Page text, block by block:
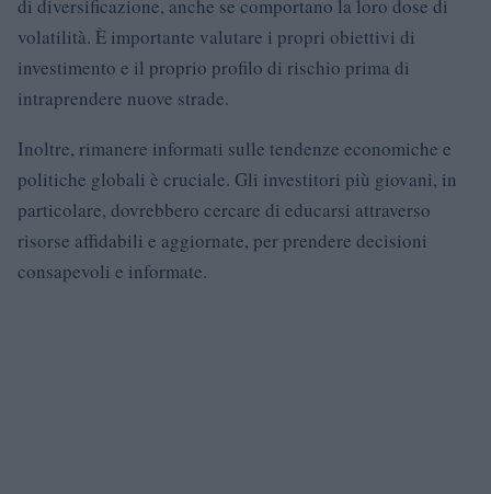
di diversificazione, anche se comportano la loro dose di
volatilità. È importante valutare i propri obiettivi di
investimento e il proprio profilo di rischio prima di
intraprendere nuove strade.
Inoltre, rimanere informati sulle tendenze economiche e
politiche globali è cruciale. Gli investitori più giovani, in
particolare, dovrebbero cercare di educarsi attraverso
risorse affidabili e aggiornate, per prendere decisioni
consapevoli e informate.